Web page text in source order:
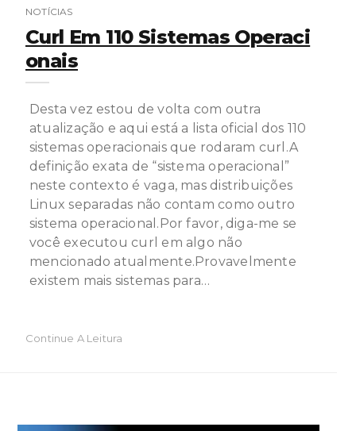
NOTÍCIAS
Curl Em 110 Sistemas Operaci
Onais
Desta vez estou de volta com outra
atualização e aqui está a lista oficial dos 110
sistemas operacionais que rodaram curl.A
definição exata de “sistema operacional”
neste contexto é vaga, mas distribuições
Linux separadas não contam como outro
sistema operacional.Por favor, diga-me se
você executou curl em algo não
mencionado atualmente.Provavelmente
existem mais sistemas para…
Continue A Leitura